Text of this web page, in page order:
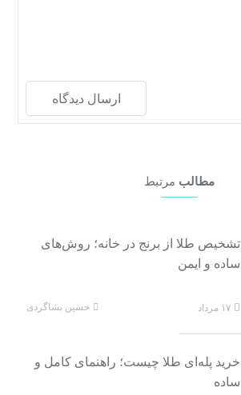
مطالب مرتبط
تشخیص طلا از برنج در خانه؛ روش‌های
ساده و ایمن
۱۷ مرداد حسین بشاگردی
خرید پله‌ای طلا چیست؛ راهنمای کامل و
ساده